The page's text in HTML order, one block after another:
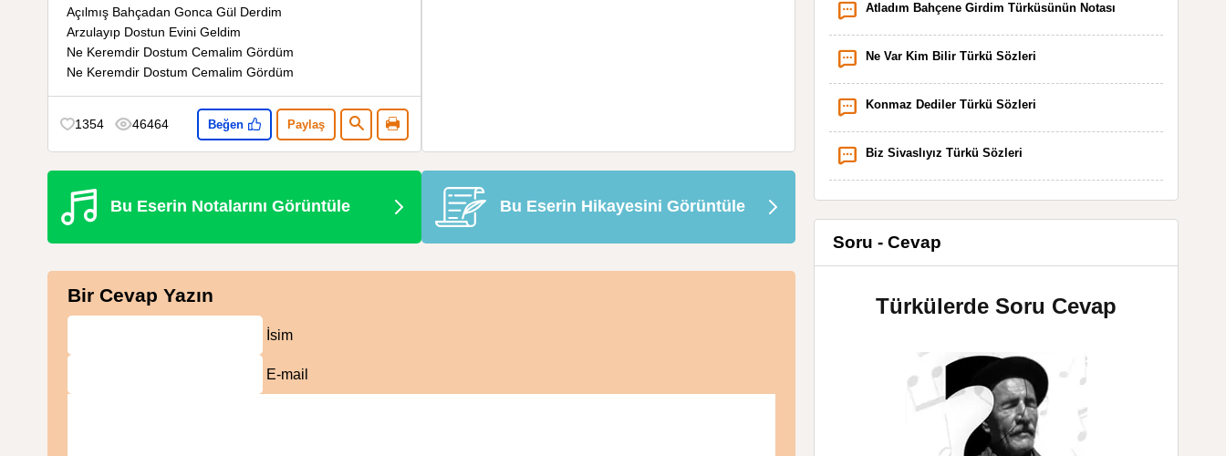
Açılmış Bahçadan Gonca Gül Derdim
Arzulayıp Dostun Evini Geldim
Ne Keremdir Dostum Cemalim Gördüm
Ne Keremdir Dostum Cemalim Gördüm
1354 46464 Beğen Paylaş
Bu Eserin Notalarını Görüntüle Bu Eserin Hikayesini Görüntüle
Bir Cevap Yazın
İsim
E-mail
Atladım Bahçene Girdim Türküsünün Notası
Ne Var Kim Bilir Türkü Sözleri
Konmaz Dediler Türkü Sözleri
Biz Sivaslıyız Türkü Sözleri
Soru - Cevap
Türkülerde Soru Cevap